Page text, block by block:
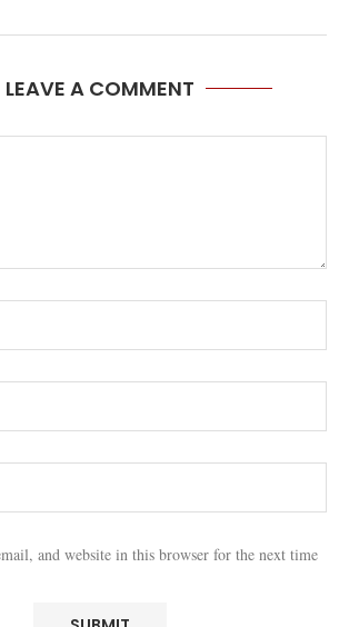
LEAVE A COMMENT
and website in this browser for the next time